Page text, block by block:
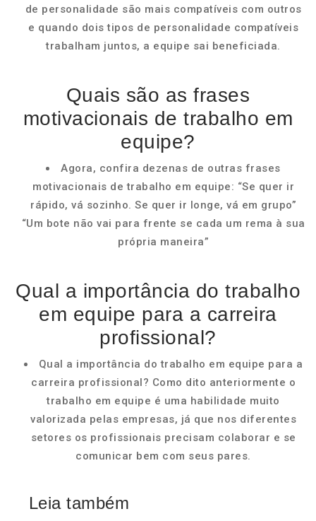
de personalidade são mais compatíveis com outros
e quando dois tipos de personalidade compatíveis
trabalham juntos, a equipe sai beneficiada.
Quais são as frases
motivacionais de trabalho em
equipe?
Agora, confira dezenas de outras frases
motivacionais de trabalho em equipe: “Se quer ir
rápido, vá sozinho. Se quer ir longe, vá em grupo”
“Um bote não vai para frente se cada um rema à sua
própria maneira”
Qual a importância do trabalho
em equipe para a carreira
profissional?
Qual a importância do trabalho em equipe para a
carreira profissional? Como dito anteriormente o
trabalho em equipe é uma habilidade muito
valorizada pelas empresas, já que nos diferentes
setores os profissionais precisam colaborar e se
comunicar bem com seus pares.
Leia também